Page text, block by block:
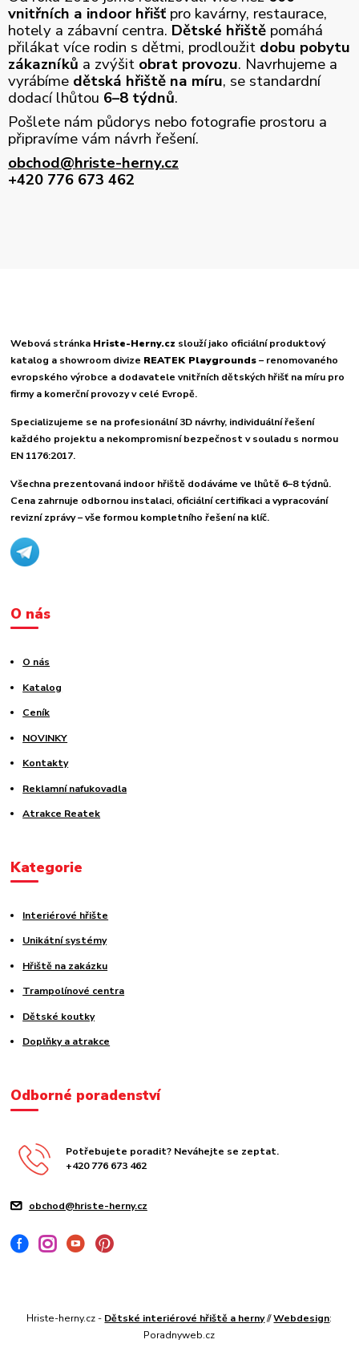
vnitřních a indoor hřišťpro kavárny, restaurace,
hotely a zábavní centra. Dětské hřiště pomáhá
přilákat více rodin s dětmi, prodloužit dobu pobytu
zákazníků a zvýšit obrat provozu. Navrhujeme a
vyrábíme dětská hřiště na míru, se standardní
dodací lhůtou 6–8 týdnů.
Pošlete nám půdorys nebo fotografie prostoru a
připravíme vám návrh řešení.
obchod@hriste-herny.cz
+420 776 673 462
Webová stránka Hriste-Herny.cz slouží jako oficiální produktový
katalog a showroom divize REATEK Playgrounds– renomovaného
evropského výrobce a dodavatele vnitřních dětských hřišť na míru pro
firmy a komerční provozy v celé Evropě.
Specializujeme se na profesionální 3D návrhy, individuální řešení
každého projektu a nekompromisní bezpečnost v souladu s normou
EN 1176:2017.
Všechna prezentovaná indoor hřiště dodáváme ve lhůtě 6–8 týdnů.
Cena zahrnuje odbornou instalaci, oficiální certifikaci a vypracování
revizní zprávy – vše formou kompletního řešení na klíč.
O nás
O nás
Katalog
Ceník
NOVINKY
Kontakty
Reklamní nafukovadla
Atrakce Reatek
Kategorie
Interiérové hřište
Unikátní systémy
Hřiště na zakázku
Trampolínové centra
Dětské koutky
Doplňky a atrakce
Odborné poradenství
Potřebujete poradit? Neváhejte se zeptat.
+420 776 673 462
obchod@hriste-herny.cz
Hriste-herny.cz - Dětské interiérové hřiště a herny//Webdesign:
Poradnyweb.cz